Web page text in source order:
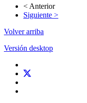
< Anterior
Siguiente >
Volver arriba
Versión desktop